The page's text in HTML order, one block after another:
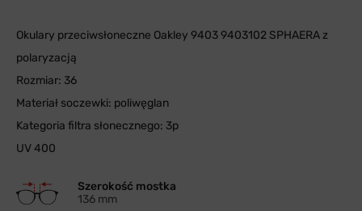
Okulary przeciwsłoneczne Oakley 9403 9403102 SPHAERA z
polaryzacją
Rozmiar: 36
Materiał soczewki: poliwęglan
Kategoria filtra słonecznego: 3p
UV 400
Szerokość mostka
136 mm